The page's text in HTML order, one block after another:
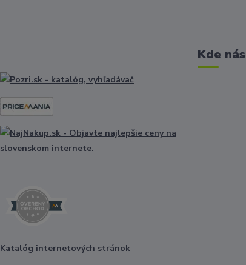
Katalóg internetových stránok
Kde